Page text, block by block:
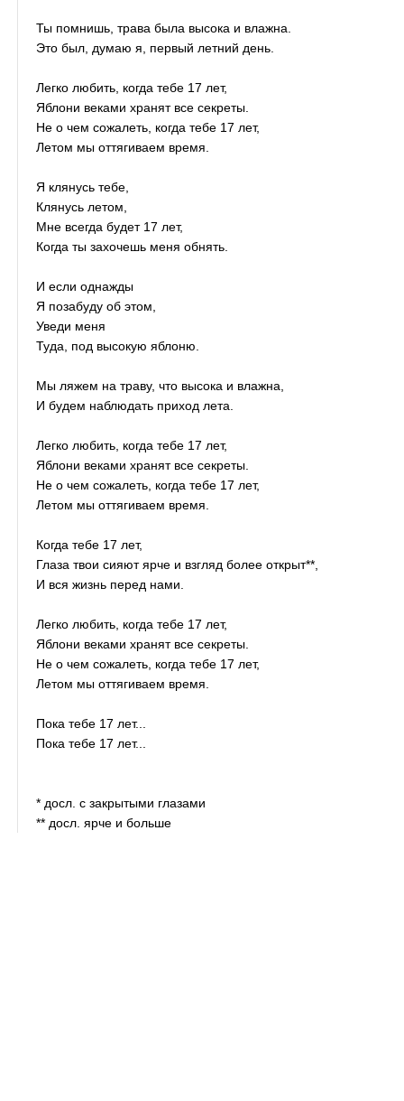
Ты помнишь, трава была высока и влажна.
Это был, думаю я, первый летний день.
Легко любить, когда тебе 17 лет,
Яблони веками хранят все секреты.
Не о чем сожалеть, когда тебе 17 лет,
Летом мы оттягиваем время.
Я клянусь тебе,
Клянусь летом,
Мне всегда будет 17 лет,
Когда ты захочешь меня обнять.
И если однажды
Я позабуду об этом,
Уведи меня
Туда, под высокую яблоню.
Мы ляжем на траву, что высока и влажна,
И будем наблюдать приход лета.
Легко любить, когда тебе 17 лет,
Яблони веками хранят все секреты.
Не о чем сожалеть, когда тебе 17 лет,
Летом мы оттягиваем время.
Когда тебе 17 лет,
Глаза твои сияют ярче и взгляд более открыт**,
И вся жизнь перед нами.
Легко любить, когда тебе 17 лет,
Яблони веками хранят все секреты.
Не о чем сожалеть, когда тебе 17 лет,
Летом мы оттягиваем время.
Пока тебе 17 лет...
Пока тебе 17 лет...
* досл. с закрытыми глазами
** досл. ярче и больше